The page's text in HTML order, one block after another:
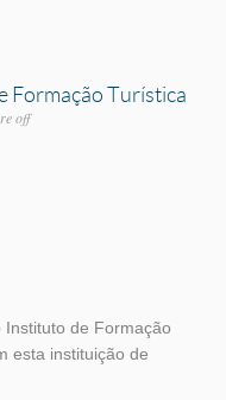
Formação Turística
off
de Formação
esta instituição de